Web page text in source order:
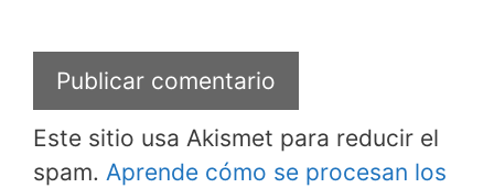
Este sitio usa Akismet para reducir el
spam. Aprende cómo se procesan los